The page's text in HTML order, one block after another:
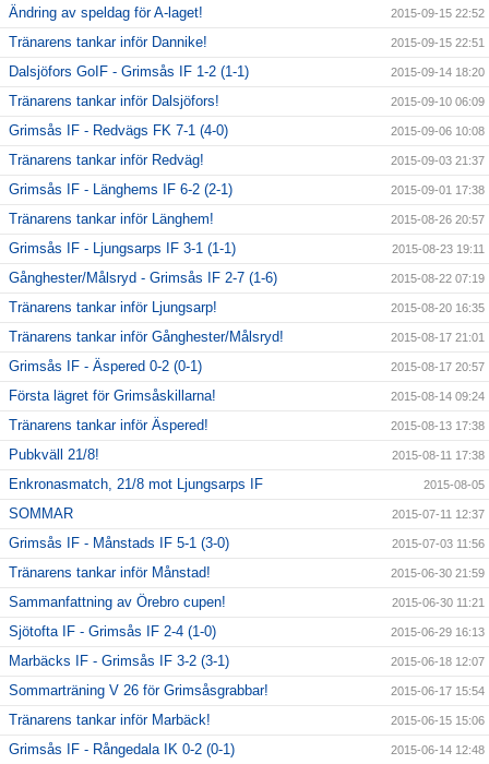
Ändring av speldag för A-laget! 2015-09-15 22:52
Tränarens tankar inför Dannike! 2015-09-15 22:51
Dalsjöfors GoIF - Grimsås IF 1-2 (1-1) 2015-09-14 18:20
Tränarens tankar inför Dalsjöfors! 2015-09-10 06:09
Grimsås IF - Redvägs FK 7-1 (4-0) 2015-09-06 10:08
Tränarens tankar inför Redväg! 2015-09-03 21:37
Grimsås IF - Länghems IF 6-2 (2-1) 2015-09-01 17:38
Tränarens tankar inför Länghem! 2015-08-26 20:57
Grimsås IF - Ljungsarps IF 3-1 (1-1) 2015-08-23 19:11
Gånghester/Målsryd - Grimsås IF 2-7 (1-6) 2015-08-22 07:19
Tränarens tankar inför Ljungsarp! 2015-08-20 16:35
Tränarens tankar inför Gånghester/Målsryd! 2015-08-17 21:01
Grimsås IF - Äspered 0-2 (0-1) 2015-08-17 20:57
Första lägret för Grimsåskillarna! 2015-08-14 09:24
Tränarens tankar inför Äspered! 2015-08-13 17:38
Pubkväll 21/8! 2015-08-11 17:38
Enkronasmatch, 21/8 mot Ljungsarps IF 2015-08-05
SOMMAR 2015-07-11 12:37
Grimsås IF - Månstads IF 5-1 (3-0) 2015-07-03 11:56
Tränarens tankar inför Månstad! 2015-06-30 21:59
Sammanfattning av Örebro cupen! 2015-06-30 11:21
Sjötofta IF - Grimsås IF 2-4 (1-0) 2015-06-29 16:13
Marbäcks IF - Grimsås IF 3-2 (3-1) 2015-06-18 12:07
Sommarträning V 26 för Grimsåsgrabbar! 2015-06-17 15:54
Tränarens tankar inför Marbäck! 2015-06-15 15:06
Grimsås IF - Rångedala IK 0-2 (0-1) 2015-06-14 12:48